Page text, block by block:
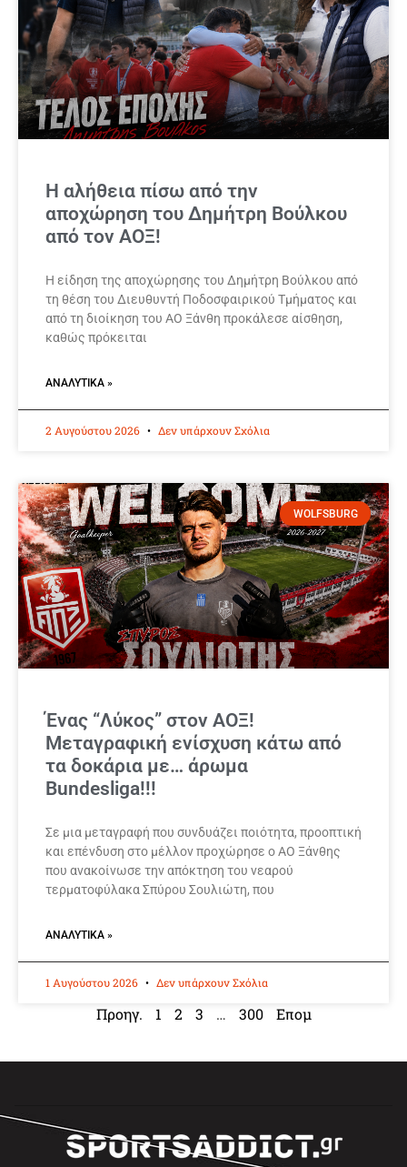
Η αλήθεια πίσω από την
αποχώρηση του Δημήτρη Βούλκου
από τον ΑΟΞ!
Η είδηση της αποχώρησης του Δημήτρη Βούλκου από
τη θέση του Διευθυντή Ποδοσφαιρικού Τμήματος και
από τη διοίκηση του ΑΟ Ξάνθη προκάλεσε αίσθηση,
καθώς πρόκειται
ΑΝΑΛΥΤΙΚΆ »
2 Αυγούστου 2026 Δεν υπάρχουν Σχόλια
WOLFSBURG
Ένας “Λύκος” στον ΑΟΞ!
Μεταγραφική ενίσχυση κάτω από
τα δοκάρια με… άρωμα
Bundesliga!!!
Σε μια μεταγραφή που συνδυάζει ποιότητα, προοπτική
και επένδυση στο μέλλον προχώρησε ο ΑΟ Ξάνθης
που ανακοίνωσε την απόκτηση του νεαρού
τερματοφύλακα Σπύρου Σουλιώτη, που
ΑΝΑΛΥΤΙΚΆ »
1 Αυγούστου 2026 Δεν υπάρχουν Σχόλια
Προηγ. 1 2 3 … 300 Επομ